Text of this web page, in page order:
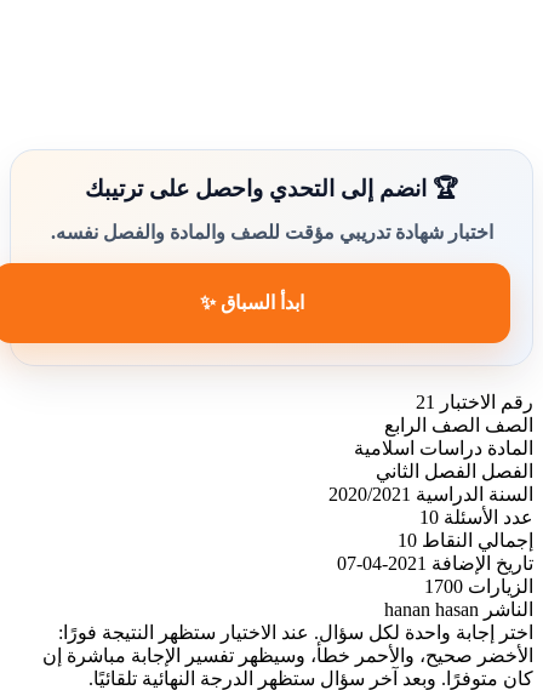
🏆 انضم إلى التحدي واحصل على ترتيبك
اختبار شهادة تدريبي مؤقت للصف والمادة والفصل نفسه.
ابدأ السباق ✨
رقم الاختبار
21
الصف
الصف الرابع
المادة دراسات اسلامية
الفصل
الفصل الثاني
السنة الدراسية
2020/2021
عدد الأسئلة 10
إجمالي النقاط 10
تاريخ الإضافة
2021-04-07
الزيارات 1700
الناشر hanan hasan
اختر إجابة واحدة لكل سؤال. عند الاختيار ستظهر النتيجة فورًا:
الأخضر صحيح، والأحمر خطأ، وسيظهر تفسير الإجابة مباشرة إن
كان متوفرًا. وبعد آخر سؤال ستظهر الدرجة النهائية تلقائيًا.